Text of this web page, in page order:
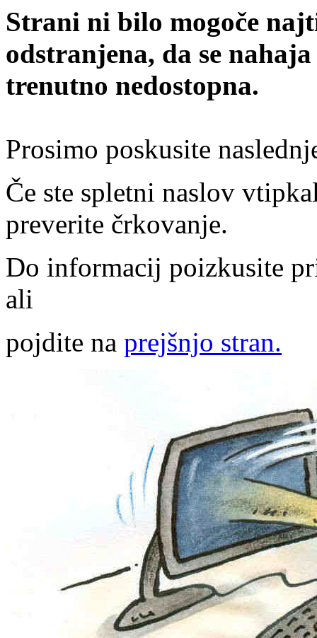
Strani ni bilo mogoče
odstranjena, da se
trenutno nedostopna.
Prosimo poskusite
Če ste spletni naslov
preverite črkovanje.
Do informacij poizkusite
ali
pojdite na prejšnjo stran.